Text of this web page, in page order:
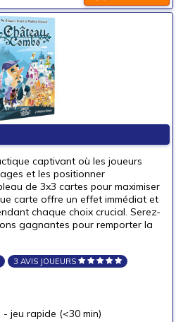
captivant où les joueurs
et les positionner
de 3x3 cartes pour maximiser
carte offre un effet immédiat et
chaque choix crucial. Serez-
gagnantes pour remporter la
3 AVIS JOUEURS
- jeu rapide (<30 min)